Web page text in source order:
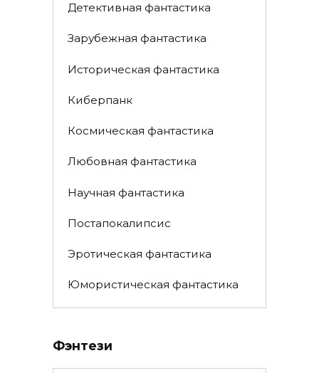
Детективная фантастика
Зарубежная фантастика
Историческая фантастика
Киберпанк
Космическая фантастика
Любовная фантастика
Научная фантастика
Постапокалипсис
Эротическая фантастика
Юмористическая фантастика
Фэнтези